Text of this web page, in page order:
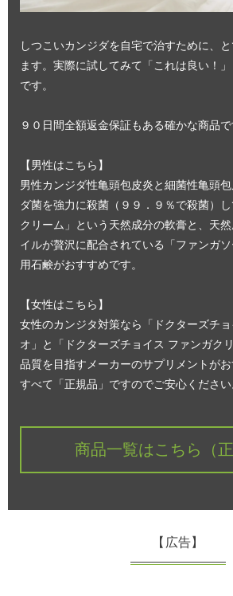
しつこいカンジダを自宅で治すために、
ます。実際に試してみて「これは良い！
です。
９０日間全額返金保証もある確かな商品で
【男性はこちら】
男性カンジダ性亀頭包皮炎と細菌性亀頭
ダ菌を強力に殺菌（９９．９％で殺菌）
クリーム」という天然成分の軟膏と、天
イルが贅沢に配合されている「ファンガ
用石鹸がおすすめです。
【女性はこちら】
女性のカンジタ対策なら「ドクターズチ
オ」と「ドクターズチョイス ファンガク
品質を目指すメーカーのサプリメントがお
すべて「正規品」ですのでご安心ください
商品一覧はこちら（正
【広告】